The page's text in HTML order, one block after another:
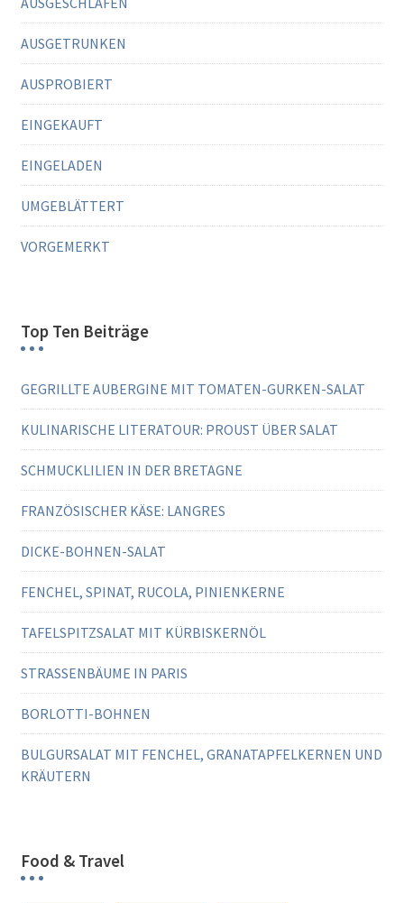
n
g
d
e
B
e
g
e
AUSGETRUNKEN
AUSPROBIERT
EINGEKAUFT
EINGELADEN
UMGEBLÄTTERT
VORGEMERKT
Top Ten Beiträge
GEGRILLTE AUBERGINE MIT TOMATEN-GURKEN-SALAT
KULINARISCHE LITERATOUR: PROUST ÜBER SALAT
SCHMUCKLILIEN IN DER BRETAGNE
FRANZÖSISCHER KÄSE: LANGRES
DICKE-BOHNEN-SALAT
FENCHEL, SPINAT, RUCOLA, PINIENKERNE
TAFELSPITZSALAT MIT KÜRBISKERNÖL
STRASSENBÄUME IN PARIS
BORLOTTI-BOHNEN
BULGURSALAT MIT FENCHEL, GRANATAPFELKERNEN UND
KRÄUTERN
Food & Travel